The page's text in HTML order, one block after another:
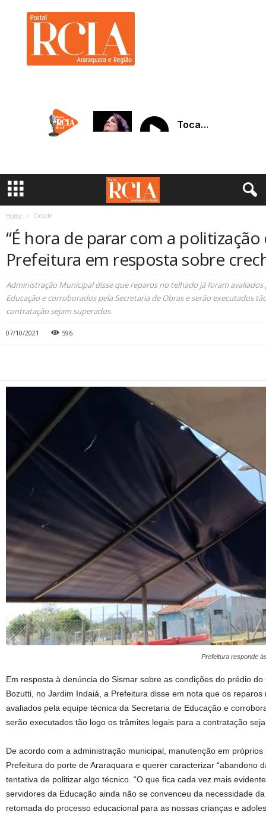
a
Home Cidade
“É hora de parar com a politização
Prefeitura em resposta sobre
Administração Municipal disse que reparos no telhado já foram avaliados
Educação e corroborados pela Secretaria de Obras e serão executados
contratação sejam superados
07/10/2021 596
Prefeitura responde
Em resposta à denúncia do Sismar sobre as condições do prédio
Bozutti, no Jardim Indaiá, a Prefeitura disse em nota que os
avaliados pela equipe técnica da Secretaria de Educação e
serão executados tão logo os trâmites legais para a contratação
De acordo com a administração municipal, manutenção em
Prefeitura do porte de Araraquara e querer caracterizar “abandono
tentativa de politizar algo técnico. “O que fica cada vez mais
servidores da Educação ainda não se convenceu da necessidade
retomada do processo educacional para as nossas crianças e